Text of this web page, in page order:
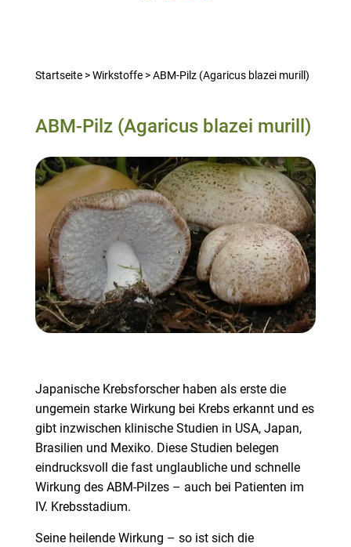
Startseite>Wirkstoffe>ABM-Pilz (Agaricus blazei murill)
ABM-Pilz (Agaricus blazei murill)
Japanische Krebsforscher haben als erste die
ungemein starke Wirkung bei Krebs erkannt und es
gibt inzwischen klinische Studien in USA, Japan,
Brasilien und Mexiko. Diese Studien belegen
eindrucksvoll die fast unglaubliche und schnelle
Wirkung des ABM-Pilzes – auch bei Patienten im
IV. Krebsstadium.
Seine heilende Wirkung – so ist sich die